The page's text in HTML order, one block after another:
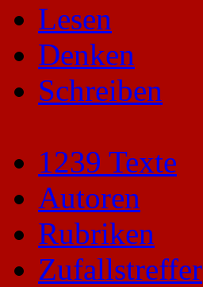
Lesen
Denken
Schreiben
1239 Texte
Autoren
Rubriken
Zufallstreffer